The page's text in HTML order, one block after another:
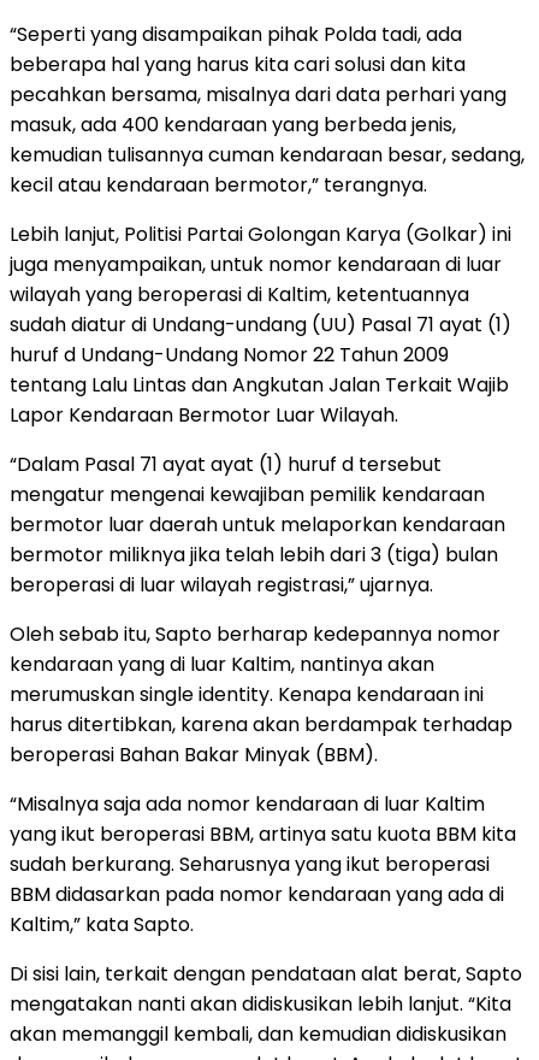
“Seperti yang disampaikan pihak Polda tadi, ada
beberapa hal yang harus kita cari solusi dan kita
pecahkan bersama, misalnya dari data perhari yang
masuk, ada 400 kendaraan yang berbeda jenis,
kemudian tulisannya cuman kendaraan besar, sedang,
kecil atau kendaraan bermotor,” terangnya.
Lebih lanjut, Politisi Partai Golongan Karya (Golkar) ini
juga menyampaikan, untuk nomor kendaraan di luar
wilayah yang beroperasi di Kaltim, ketentuannya
sudah diatur di Undang-undang (UU) Pasal 71 ayat (1)
huruf d Undang-Undang Nomor 22 Tahun 2009
tentang Lalu Lintas dan Angkutan Jalan Terkait Wajib
Lapor Kendaraan Bermotor Luar Wilayah.
“Dalam Pasal 71 ayat ayat (1) huruf d tersebut
mengatur mengenai kewajiban pemilik kendaraan
bermotor luar daerah untuk melaporkan kendaraan
bermotor miliknya jika telah lebih dari 3 (tiga) bulan
beroperasi di luar wilayah registrasi,” ujarnya.
Oleh sebab itu, Sapto berharap kedepannya nomor
kendaraan yang di luar Kaltim, nantinya akan
merumuskan single identity. Kenapa kendaraan ini
harus ditertibkan, karena akan berdampak terhadap
beroperasi Bahan Bakar Minyak (BBM).
“Misalnya saja ada nomor kendaraan di luar Kaltim
yang ikut beroperasi BBM, artinya satu kuota BBM kita
sudah berkurang. Seharusnya yang ikut beroperasi
BBM didasarkan pada nomor kendaraan yang ada di
Kaltim,” kata Sapto.
Di sisi lain, terkait dengan pendataan alat berat, Sapto
mengatakan nanti akan didiskusikan lebih lanjut. “Kita
akan memanggil kembali, dan kemudian didiskusikan